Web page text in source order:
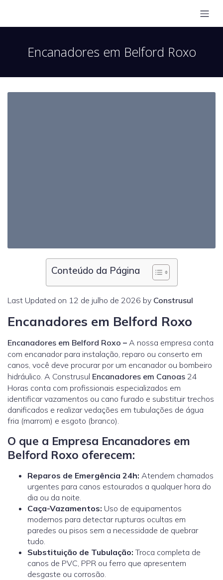
Encanadores em Belford Roxo
Conteúdo da Página
Last Updated on 12 de julho de 2026 by Construsul
Encanadores em Belford Roxo
Encanadores em Belford Roxo – A nossa empresa conta
com encanador para instalação, reparo ou conserto em
canos, você deve procurar por um encanador ou bombeiro
hidráulico. A Construsul Encanadores em Canoas 24
Horas conta com profissionais especializados em
identificar vazamentos ou cano furado e substituir trechos
danificados e realizar vedações em tubulações de água
fria (marrom) e esgoto (branco).
O que a Empresa Encanadores em
Belford Roxo oferecem:
Reparos de Emergência 24h: Atendem chamados
urgentes para canos estourados a qualquer hora do
dia ou da noite.
Caça-Vazamentos: Uso de equipamentos
modernos para detectar rupturas ocultas em
paredes ou pisos sem a necessidade de quebrar
tudo.
Substituição de Tubulação: Troca completa de
canos de PVC, PPR ou ferro que apresentem
desgaste ou corrosão.